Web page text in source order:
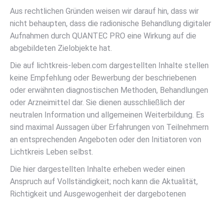
Aus rechtlichen Gründen weisen wir darauf hin, dass wir
nicht behaupten, dass die radionische Behandlung digitaler
Aufnahmen durch QUANTEC PRO eine Wirkung auf die
abgebildeten Zielobjekte hat.
Die auf lichtkreis-leben.com dargestellten Inhalte stellen
keine Empfehlung oder Bewerbung der beschriebenen
oder erwähnten diagnostischen Methoden, Behandlungen
oder Arzneimittel dar. Sie dienen ausschließlich der
neutralen Information und allgemeinen Weiterbildung. Es
sind maximal Aussagen über Erfahrungen von Teilnehmern
an entsprechenden Angeboten oder den Initiatoren von
Lichtkreis Leben selbst.
Die hier dargestellten Inhalte erheben weder einen
Anspruch auf Vollständigkeit; noch kann die Aktualität,
Richtigkeit und Ausgewogenheit der dargebotenen